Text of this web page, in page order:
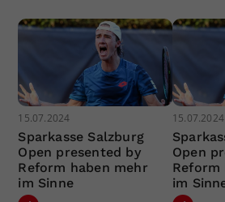
15.07.2024
Sparkasse Salzburg
Open presented by
Reform haben mehr
im Sinne
15.07.2024
Open
Reform
im